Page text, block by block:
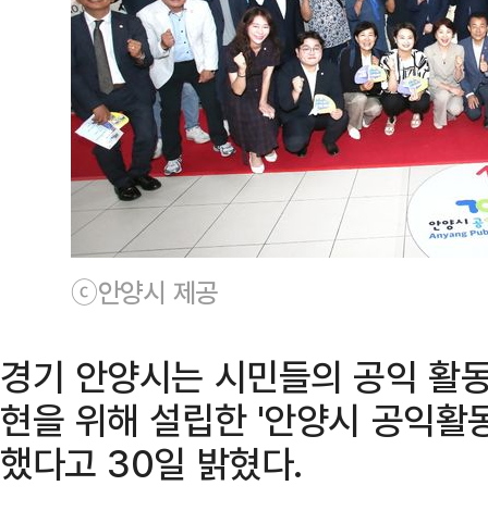
ⓒ안양시 제공
경기 안양시는 시민들의 공익 활
현을 위해 설립한 '안양시 공익활
했다고 30일 밝혔다.